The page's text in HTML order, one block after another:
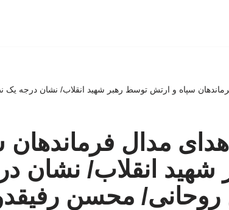
سپاه و ارتش توسط رهبر شهید انقلاب/ نشان درجه
مدال فرماندهان
انقلاب/ نشان
محسن